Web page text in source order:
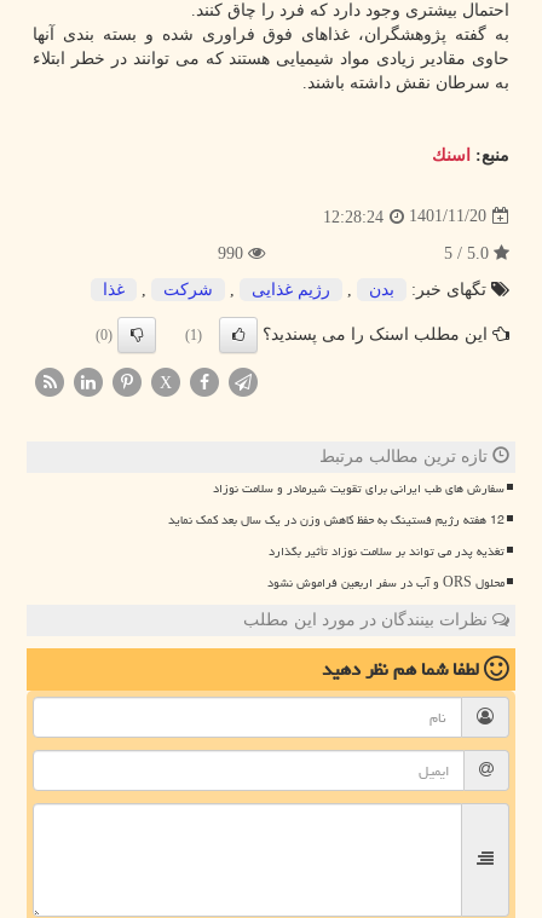
احتمال بیشتری وجود دارد که فرد را چاق کنند.
به گفته پژوهشگران، غذاهای فوق فراوری شده و بسته بندی آنها
حاوی مقادیر زیادی مواد شیمیایی هستند که می توانند در خطر ابتلاء
به سرطان نقش داشته باشند.
منبع: اسنك
1401/11/20
12:28:24
تگهای خبر:
بدن , رژیم غذایی , شركت , غذا
این مطلب اسنک را می پسندید؟ (1)
(0)
X
تازه ترین مطالب مرتبط
سفارش های طب ایرانی برای تقویت شیرمادر و سلامت نوزاد
12 هفته رژیم فستینگ به حفظ کاهش وزن در یک سال بعد کمک نماید
تغذیه پدر می تواند بر سلامت نوزاد تأثیر بگذارد
محلول ORS و آب در سفر اربعین فراموش نشود
نظرات بینندگان در مورد این مطلب
لطفا شما همنظر دهید